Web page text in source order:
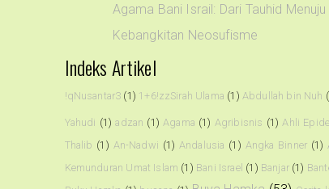
Agama Bani Israil: Dari Tauhid Menuju
Kebangkitan Neosufisme
Indeks Artikel
!qNusantar3 (1) 1+6!zzSirah Ulama (1) Abdullah bin Nuh
Yahudi (1) adzan (1) Agama (1) Agribisnis (1) Ahli
Thalib (1) An-Nadwi (1) Andalusia (1) Angka Binner (1)
Kemunduran Umat Islam (1) Bani Israel (1) Banjar (1)